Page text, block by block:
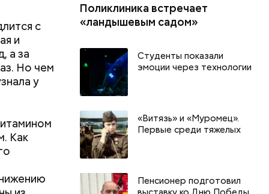
День тульского пряника и
День
с
и
а за
Но чем
у
Как
Поликлиника встречает
«ландышевым садом»
Студенты показали
эмоции через технологии
«Витязь» и «Муромец».
Первые среди тяжелых
Пенсионер подготовил